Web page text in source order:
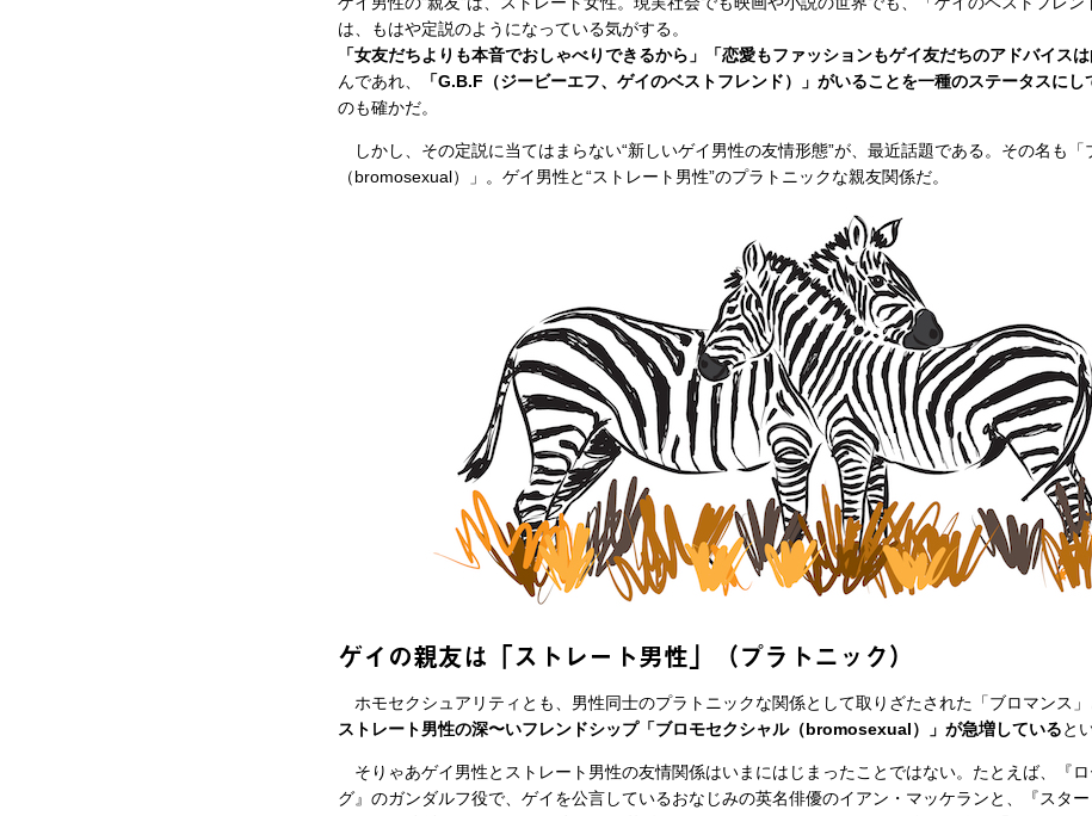
は、もはや定説のようになっている気がする。
「女友だちよりも本音でおしゃべりできるから」「恋愛もファッションもゲイ友だちのアドバイスは
んであれ、
「G.B.F（ジービーエフ、ゲイのベストフレンド）」がいることを一種のステータスに
のも確かだ。
しかし、その定説に当てはまらない“新しいゲイ男性の友情形態”が、最近話題である。その名も「
（bromosexual）」。ゲイ男性と“ストレート男性”のプラトニックな親友関係だ。
ゲイの親友は「ストレート男性」（プラトニック）
ホモセクシュアリティとも、男性同士のプラトニックな関係として取りざたされた「ブロマンス」
ストレート男性の深〜いフレンドシップ「ブロモセクシャル（bromosexual）」が急増していると
そりゃあゲイ男性とストレート男性の友情関係はいまにはじまったことではない。たとえば、『
グ』のガンダルフ役で、ゲイを公言しているおなじみの英名俳優のイアン・マッケランと、『スタ